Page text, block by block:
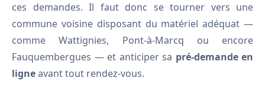
ces demandes. Il faut donc se tourner vers une
commune voisine disposant du matériel adéquat —
comme Wattignies, Pont-à-Marcq ou encore
Fauquembergues — et anticiper sa pré-demande en
ligneavant tout rendez-vous.